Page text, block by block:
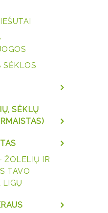
SĖKLOS
SĖKLŲ
ŽOLELIŲ IR
TAVO
LIGŲ